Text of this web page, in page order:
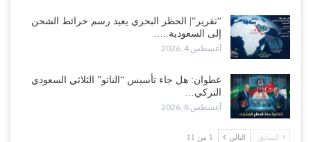
“تقرير“| الحظر البحري يعيد رسم خرائط الشحن
إلى السعودية..…
أغسطس 4, 2026
عطوان: هل جاء تأسيس “الناتو” الثلاثي السعودي
التركي…
أغسطس 8, 2026
السابق التالي 1 من 11